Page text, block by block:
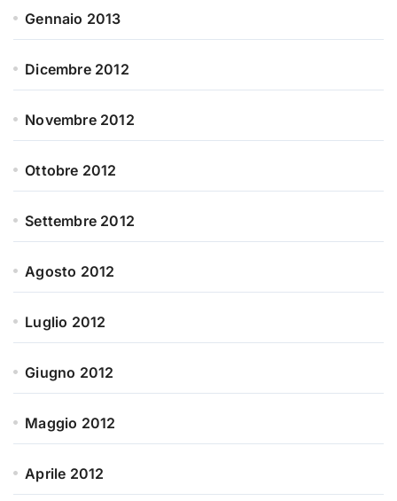
Gennaio 2013
Dicembre 2012
Novembre 2012
Ottobre 2012
Settembre 2012
Agosto 2012
Luglio 2012
Giugno 2012
Maggio 2012
Aprile 2012